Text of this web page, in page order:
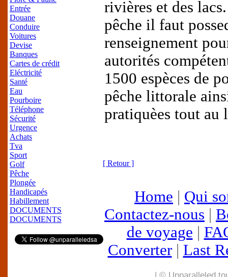
Entrée
Douane
Conduire
Voitures
Devise
Banques
Cartes de crédit
Eléctricité
Santé
Eau
Pourboire
Téléphone
Sécurité
Urgence
Achats
Tva
Sport
Golf
Pêche
Plongée
Handicapés
Habillement
DOCUMENTS
DOCUMENTS
rivières et des
pêche il faut
renseignement
autorités
1500 espèces de
pêche littorale
pratiquèes tout au
[ Retour ]
Home
Qui
Contactez-nous
de voyage
Converter| Last
| © Unparalleled